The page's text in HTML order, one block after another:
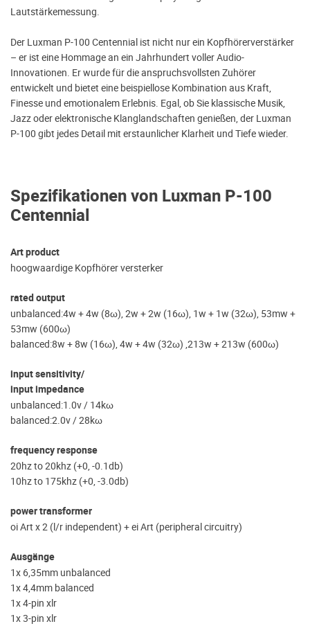
Spezifikationen von Luxman P-100
Centennial
Art product
hoogwaardige Kopfhörer versterker
rated output
unbalanced:4w + 4w (8ω), 2w + 2w (16ω), 1w + 1w (32ω), 53mw +
53mw (600ω)
balanced:8w + 8w (16ω), 4w + 4w (32ω) ,213w + 213w (600ω)
input sensitivity/
input impedance
unbalanced:1.0v / 14kω
balanced:2.0v / 28kω
frequency response
20hz to 20khz (+0, -0.1db)
10hz to 175khz (+0, -3.0db)
power transformer
oi Art x 2 (l/r independent) + ei Art (peripheral circuitry)
Ausgänge
1x 6,35mm unbalanced
1x 4,4mm balanced
1x 4-pin xlr
1x 3-pin xlr
Lautstärkemessung.
Der Luxman P-100 Centennial ist nicht nur ein Kopfhörerverstärker
– er ist eine Hommage an ein Jahrhundert voller Audio-
Innovationen. Er wurde für die anspruchsvollsten Zuhörer
entwickelt und bietet eine beispiellose Kombination aus Kraft,
Finesse und emotionalem Erlebnis. Egal, ob Sie klassische Musik,
Jazz oder elektronische Klanglandschaften genießen, der Luxman
P-100 gibt jedes Detail mit erstaunlicher Klarheit und Tiefe wieder.